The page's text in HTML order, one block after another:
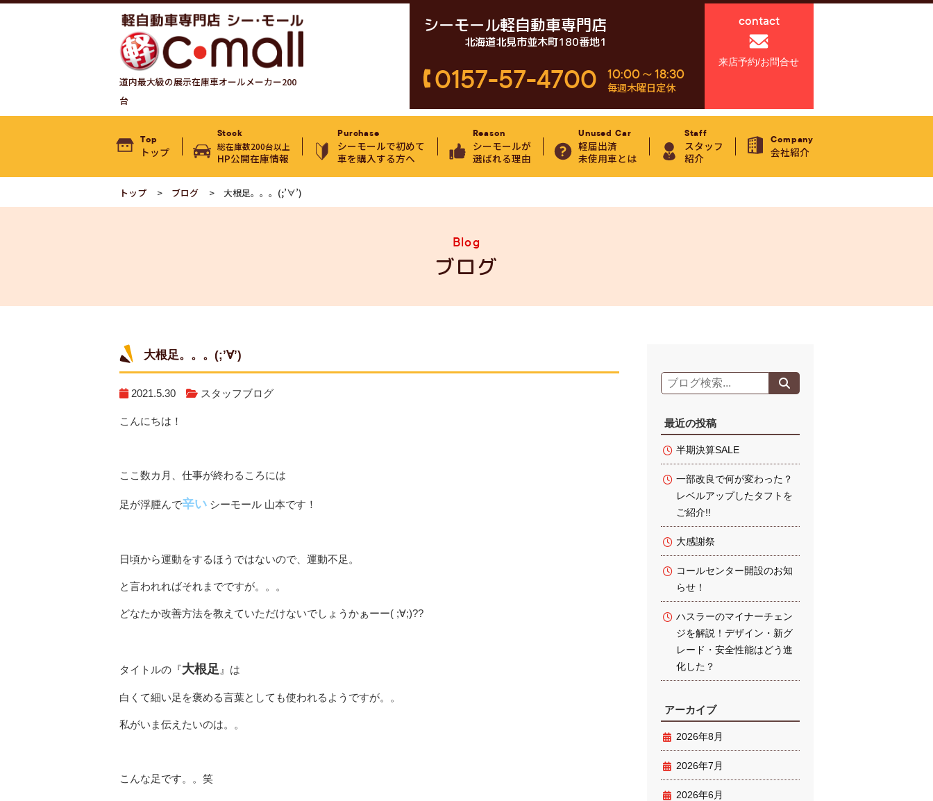
道内最大級の展示在庫車オールメーカー200
台
シーモール軽自動車専門店
北海道北見市並木町180番地1
0157-57-4700
10:00～18:30
毎週木曜日定休
contact
来店予約/お問合せ
Top
トップ
Stock
総在庫数200台以上
HP公開在庫情報
Purchase
シーモールで初めて
車を購入する方へ
Reason
シーモールが
選ばれる理由
Unused Car
軽届出済
未使用車とは
Staff
スタッフ
紹介
Company
会社紹介
トップ ブログ 大根足。。。(;’∀’)
Blog
ブログ
大根足。。。(;’∀’)
2021.5.30 スタッフブログ
こんにちは！
ここ数カ月、仕事が終わるころには
足が浮腫んで辛い シーモール 山本です！
日頃から運動をするほうではないので、運動不足。
と言われればそれまでですが。。。
どなたか改善方法を教えていただけないでしょうかぁーー( ;∀;)??
タイトルの『大根足』は
白くて細い足を褒める言葉としても使われるようですが。。
私がいま伝えたいのは。。
こんな足です。。笑
最近の投稿
半期決算SALE
一部改良で何が変わった？
レベルアップしたタフトを
ご紹介!!
大感謝祭
コールセンター開設のお知
らせ！
ハスラーのマイナーチェン
ジを解説！デザイン・新グ
レード・安全性能はどう進
化した？
アーカイブ
2026年8月
2026年7月
2026年6月